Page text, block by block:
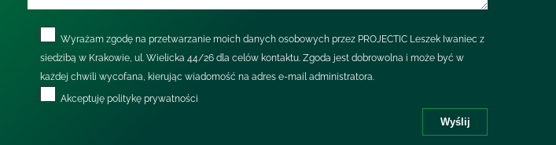
Wyrażam zgodę na przetwarzanie moich danych osobowych przez PROJECTIC Leszek Iwaniec z
siedzibą w Krakowie, ul. Wielicka 44/26 dla celów kontaktu. Zgoda jest dobrowolna i może być w
każdej chwili wycofana, kierując wiadomość na adres e-mail administratora.
Akceptuję politykę prywatności